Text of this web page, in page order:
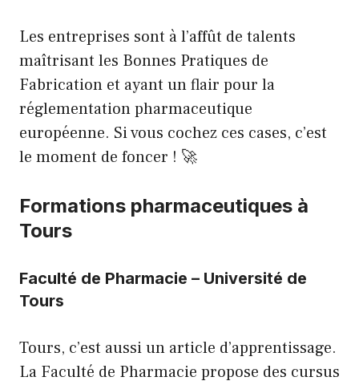
Les entreprises sont à l’affût de talents
maîtrisant les Bonnes Pratiques de
Fabrication et ayant un flair pour la
réglementation pharmaceutique
européenne. Si vous cochez ces cases, c’est
le moment de foncer ! 🚀
Formations pharmaceutiques à
Tours
Faculté de Pharmacie – Université de
Tours
Tours, c’est aussi un article d’apprentissage.
La Faculté de Pharmacie propose des cursus